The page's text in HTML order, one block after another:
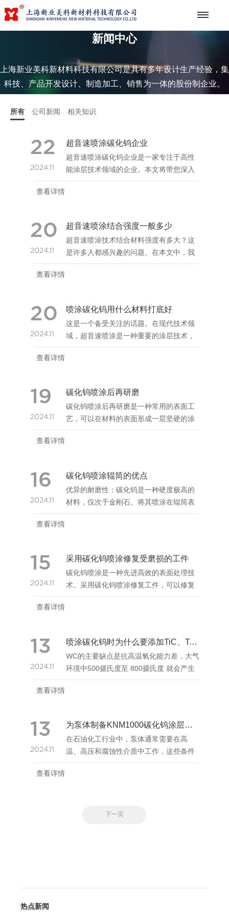
新闻中心
上海新业美科新材料科技有限公司是具有多年设计生产经验，集
科技、产品开发设计、制造加工、销售为一体的股份制企业。
所有 公司新闻 相关知识
22
2024.11
超音速喷涂碳化钨企业
超音速喷涂碳化钨企业是一家专注于高性
能涂层技术领域的企业。本文将带您深入
了解超音速喷涂碳化钨企业的优势和创新
查看详情
20
2024.11
超音速喷涂结合强度一般多少
超音速喷涂技术结合材料强度有多大？这
是许多人都感兴趣的问题。在本文中，我
们将探讨超音速喷涂技术的优势以及与材
查看详情
20
2024.11
喷涂碳化钨用什么材料打底好
这是一个备受关注的话题。在现代技术领
域，超音速喷涂是一种重要的涂层技术，
用于提高材料的性能和耐久性。而强度是
查看详情
19
2024.11
碳化钨喷涂后再研磨
碳化钨喷涂后再研磨是一种常用的表面工
艺，可以在材料的表面形成一层坚硬的涂
层，进步材料的硬度和耐磨性。在这篇文
查看详情
16
2024.11
碳化钨喷涂辊筒的优点
优异的耐磨性：碳化钨是一种硬度极高的
材料，仅次于金刚石。将其喷涂在辊筒表
面后，能极大地提高辊筒的耐磨性能，可
查看详情
15
2024.11
采用碳化钨喷涂修复受磨损的工件
碳化钨喷涂是一种先进高效的表面处理技
术。采用碳化钨喷涂修复工件，可以修复
工件的使用性能。
查看详情
13
2024.11
喷涂碳化钨时为什么要添加TiC、TaC
WC的主要缺点是抗高温氧化能力差，大气
环境中500摄氏度至 800摄氏度 就会产生
严重氧化，在氧化性气氛中受强热易“失
查看详情
13
2024.11
为泵体制备KNM1000碳化钨涂层，延长泵体的使用寿命并减少开机时间
在石油化工行业中，泵体通常需要在高
温、高压和腐蚀性介质中工作，这些条件
容易导致泵体发生磨损。为了延长泵体的
查看详情
下一页
热点新闻